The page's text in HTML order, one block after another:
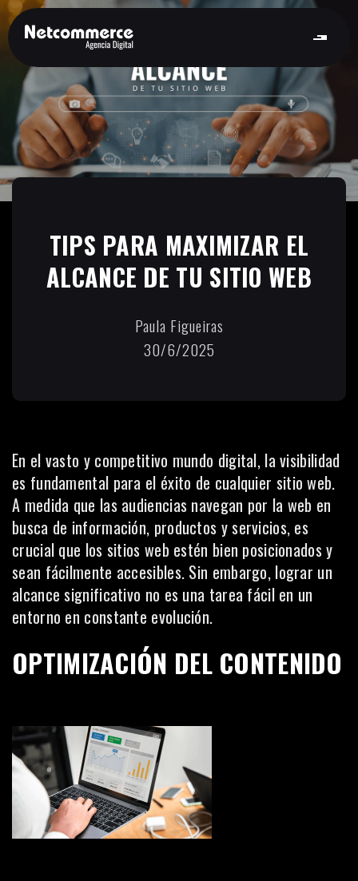
TIPS PARA MAXIMIZAR EL
ALCANCE DE TU SITIO WEB
Paula Figueiras
30/6/2025
En el vasto y competitivo mundo digital, la visibilidad
es fundamental para el éxito de cualquier sitio web.
A medida que las audiencias navegan por la web en
busca de información, productos y servicios, es
crucial que los sitios web estén bien posicionados y
sean fácilmente accesibles. Sin embargo, lograr un
alcance significativo no es una tarea fácil en un
entorno en constante evolución.
OPTIMIZACIÓN DEL CONTENIDO